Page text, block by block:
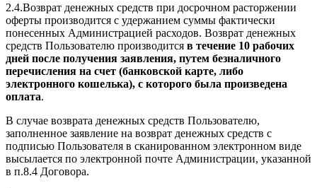
2.4.Возврат денежных средств при досрочном расторжении
оферты производится с удержанием суммы фактически
понесенных Администрацией расходов. Возврат денежных
средств Пользователю производится в течение 10 рабочих
дней после получения заявления, путем безналичного
перечисления на счет (банковской карте, либо
электронного кошелька), с которого была произведена
оплата.
В случае возврата денежных средств Пользователю,
заполненное заявление на возврат денежных средств с
подписью Пользователя в сканированном электронном виде
высылается по электронной почте Администрации, указанной
в п.8.4 Договора.